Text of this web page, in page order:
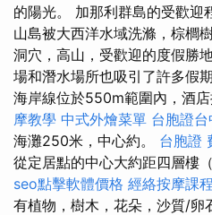
的陽光。 加那利群島的受歡迎
山島被大西洋水域洗滌，棕櫚
洞穴，高山，受歡迎的度假勝
場和潛水場所也吸引了許多假
海岸線位於550m範圍內，酒店
摩教學 中式外燴菜單 台胞證台
海灘250米，中心約。 台胞證
從定居點的中心大約距四層樓
seo點擊軟體價格 經絡按摩課
有植物，樹木，花朵，沙質/卵